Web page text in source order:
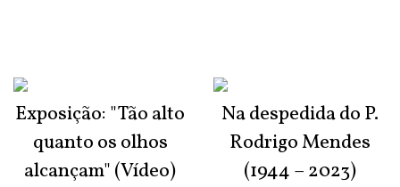
Exposição: "Tão alto
quanto os olhos
alcançam" (Vídeo)
Na despedida do P.
Rodrigo Mendes
(1944 – 2023)